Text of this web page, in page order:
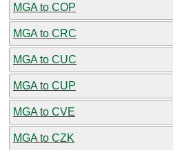
MGA to COP
MGA to CRC
MGA to CUC
MGA to CUP
MGA to CVE
MGA to CZK